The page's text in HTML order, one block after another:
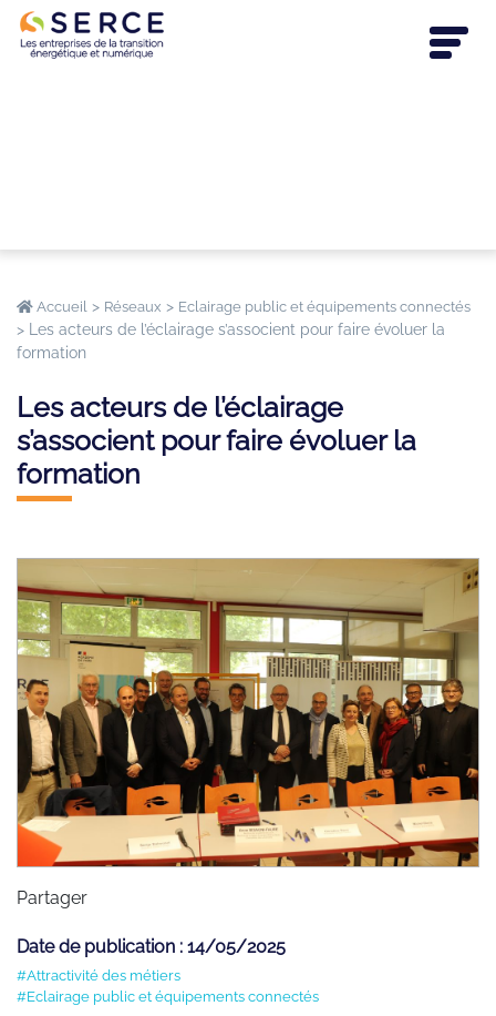
Accueil > Réseaux > Eclairage public et équipements connectés
> Les acteurs de l’éclairage s’associent pour faire évoluer la
formation
Les acteurs de l’éclairage
s’associent pour faire évoluer la
formation
Partager
Date de publication : 14/05/2025
#Attractivité des métiers
#Eclairage public et équipements connectés